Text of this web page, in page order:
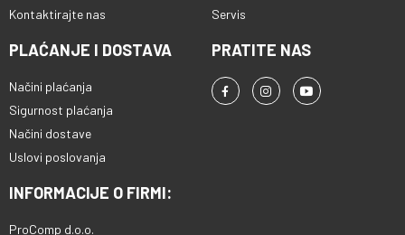
Kontaktirajte nas
Servis
PLAĆANJE I DOSTAVA
Načini plaćanja
Sigurnost plaćanja
Načini dostave
Uslovi poslovanja
PRATITE NAS
INFORMACIJE O FIRMI:
ProComp d.o.o.